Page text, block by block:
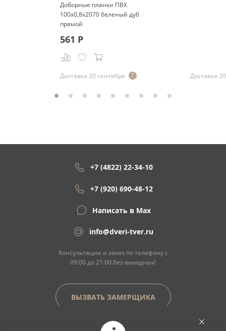
Доборные планки ПВХ
100x0,8x2070 беленый дуб
прямой
561 Р
Доставка 20 сентября Доставка
+7 (4822) 22-34-10
+7 (920) 690-48-12
Написать в Max
info@dveri-tver.ru
Консультации и заказ по телефону с
09:00 до 21:00 без выходных!
ВЫЗВАТЬ ЗАМЕРЩИКА